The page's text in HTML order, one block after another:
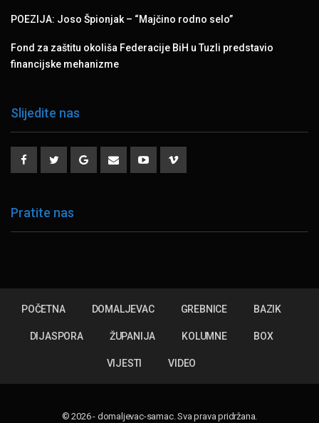
POEZIJA: Joso Špionjak – “Majčino rodno selo”
Fond za zaštitu okoliša Federacije BiH u Tuzli predstavio
financijske mehanizme
Slijedite nas
Pratite nas
POČETNA DOMALJEVAC GREBNICE BAZIK
DIJASPORA ŽUPANIJA KOLUMNE BOX
VIJESTI VIDEO
© 2026 - domaljevac-samac. Sva prava pridržana.